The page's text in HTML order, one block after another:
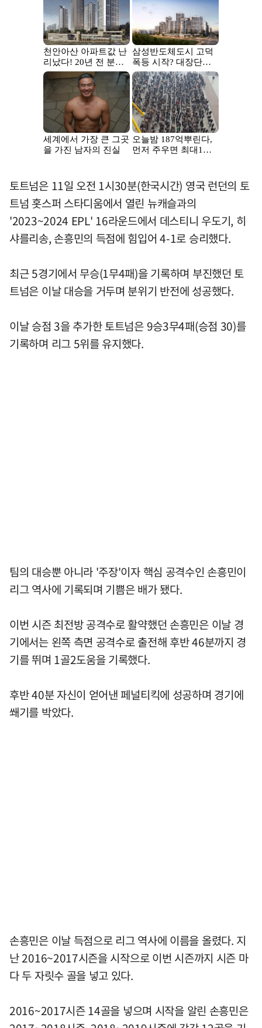
토트넘은 11일 오전 1시30분(한국시간) 영국 런던의 토
트넘 홋스퍼 스타디움에서 열린 뉴캐슬과의
'2023~2024 EPL' 16라운드에서 데스티니 우도기, 히
샤를리송, 손흥민의 득점에 힘입어 4-1로 승리했다.
최근 5경기에서 무승(1무4패)을 기록하며 부진했던 토
트넘은 이날 대승을 거두며 분위기 반전에 성공했다.
이날 승점 3을 추가한 토트넘은 9승3무4패(승점 30)를
기록하며 리그 5위를 유지했다.
팀의 대승뿐 아니라 '주장'이자 핵심 공격수인 손흥민이
리그 역사에 기록되며 기쁨은 배가 됐다.
이번 시즌 최전방 공격수로 활약했던 손흥민은 이날 경
기에서는 왼쪽 측면 공격수로 출전해 후반 46분까지 경
기를 뛰며 1골2도움을 기록했다.
후반 40분 자신이 얻어낸 페널티킥에 성공하며 경기에
쐐기를 박았다.
손흥민은 이날 득점으로 리그 역사에 이름을 올렸다. 지
난 2016~2017시즌을 시작으로 이번 시즌까지 시즌 마
다 두 자릿수 골을 넣고 있다.
2016~2017시즌 14골을 넣으며 시작을 알린 손흥민은